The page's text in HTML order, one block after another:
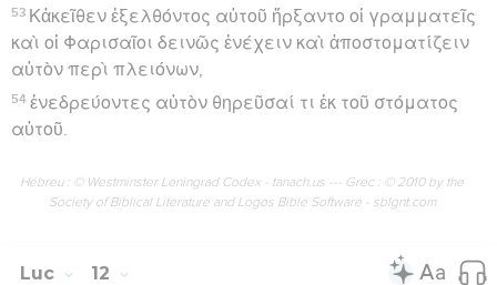
53 Κἀκεῖθεν ἐξελθόντος αὐτοῦ ἤρξαντο οἱ γραμματεῖς
καὶ οἱ Φαρισαῖοι δεινῶς ἐνέχειν καὶ ἀποστοματίζειν
αὐτὸν περὶ πλειόνων,
54 ἐνεδρεύοντες αὐτὸν θηρεῦσαί τι ἐκ τοῦ στόματος
αὐτοῦ.
Hébreu : © Westminster Leningrad Codex - tanach.us --- Grec : © 2010 by the
Society of Biblical Literature and Logos Bible Software - sblgnt.com
Luc 12